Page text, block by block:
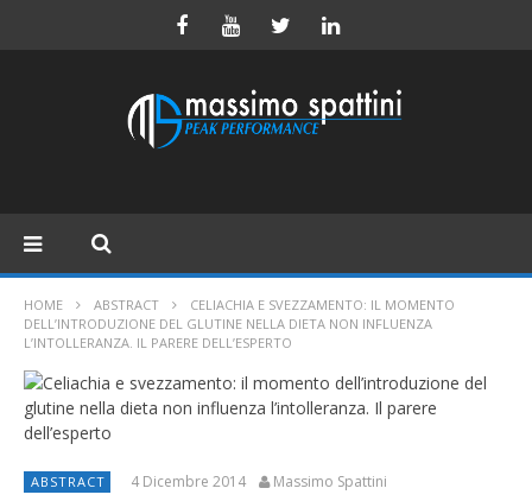
HOME ABSTRACT
CELIACHIA E SVEZZAMENTO: IL MOMENTO
DELL’INTRODUZIONE DEL GLUTINE NELLA DIETA NON INFLUENZA
L’INTOLLERANZA. IL PARERE DELL’ESPERTO
ABSTRACT 4 Dicembre 2014 Massimo Spattini